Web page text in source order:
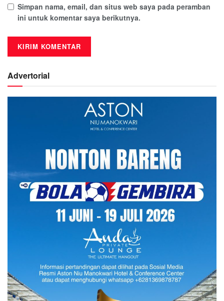
Simpan nama, email, dan situs web saya pada peramban
ini untuk komentar saya berikutnya.
Advertorial